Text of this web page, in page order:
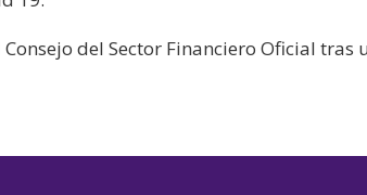
del Sector Financiero Oficial tras